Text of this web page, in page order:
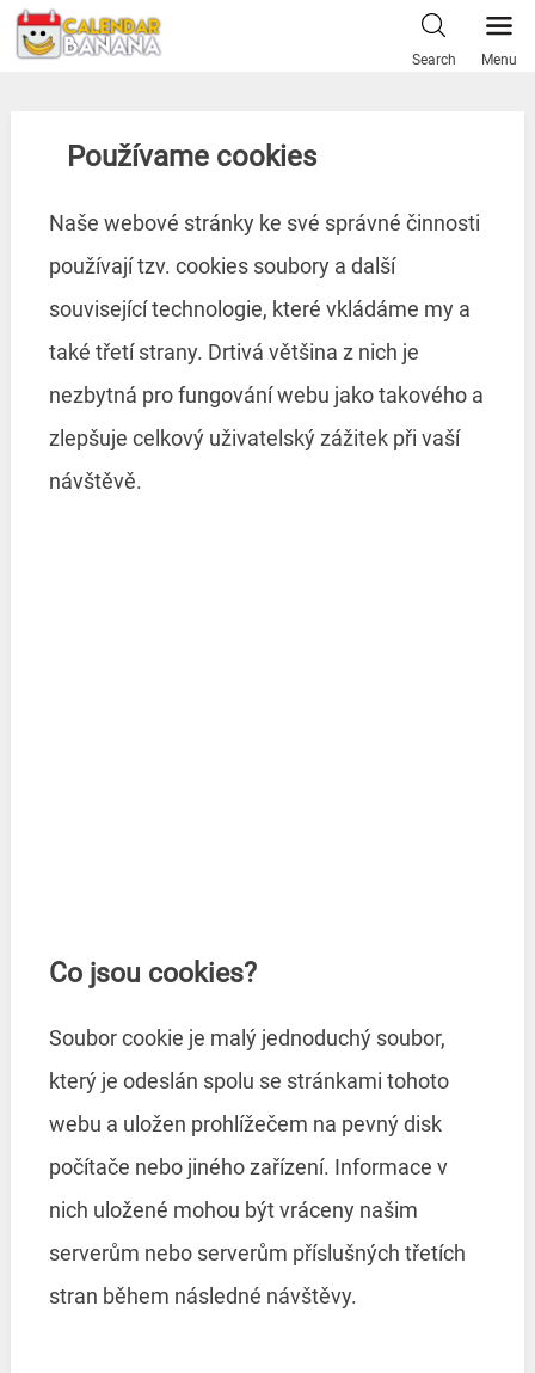
Skip
Search Menu
Používame cookies
Naše webové stránky ke své správné činnosti
používají tzv. cookies soubory a další
související technologie, které vkládáme my a
také třetí strany. Drtivá většina z nich je
nezbytná pro fungování webu jako takového a
zlepšuje celkový uživatelský zážitek při vaší
návštěvě.
Co jsou cookies?
Soubor cookie je malý jednoduchý soubor,
který je odeslán spolu se stránkami tohoto
webu a uložen prohlížečem na pevný disk
počítače nebo jiného zařízení. Informace v
nich uložené mohou být vráceny našim
serverům nebo serverům příslušných třetích
stran během následné návštěvy.